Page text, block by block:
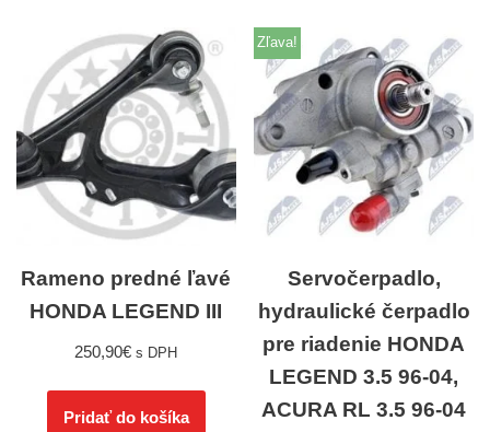
Rameno predné ľavé
HONDA LEGEND III
250,90€ s DPH
Pridať do košíka
Zľava!
Servočerpadlo,
hydraulické čerpadlo
pre riadenie HONDA
LEGEND 3.5 96-04,
ACURA RL 3.5 96-04